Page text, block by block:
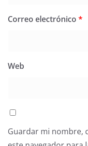
Correo electrónico *
Web
Guardar mi nombre,